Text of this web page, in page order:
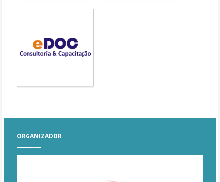
ORGANIZADOR